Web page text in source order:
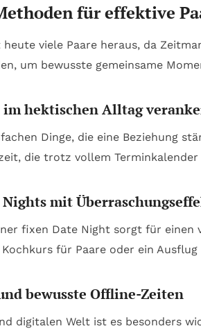
für effektive
viele Paare heraus, da
um bewusste gemeinsame
hektischen Alltag
Dinge, die eine Beziehung
die trotz vollem
mit
fixen Date Night sorgt für einen
Kochkurs für Paare oder ein
bewusste Offline-Zeiten
digitalen Welt ist es besonders